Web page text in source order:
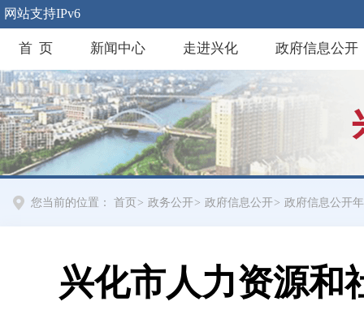
网站支持IPv6
首 页 新闻中心 走进兴化 政府信息公开
您当前的位置： 首页 > 政务公开> 政府信息公开> 政府信息公开
兴化市人力资源和